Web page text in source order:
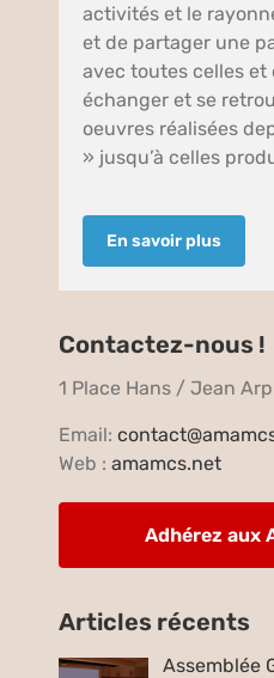
activités et le
et de partager une
avec toutes celles
échanger et se
oeuvres réalisées
» jusqu’à celles
En savoir plus
Contactez-nous !
1 Place Hans / Jean Arp
Email:
Web :amamcs.net
Adhérez aux
Articles récents
Assemblée